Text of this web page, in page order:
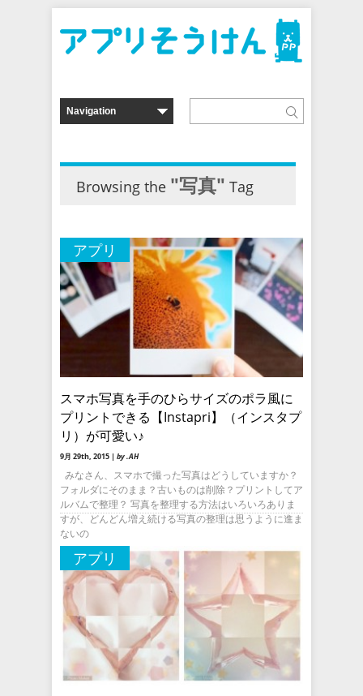
Browsing the "写真" Tag
アプリ
スマホ写真を手のひらサイズのポラ風に
プリントできる【Instapri】（インスタプ
リ）が可愛い♪
9月 29th, 2015 | by .AH
みなさん、スマホで撮った写真はどうしていますか？
フォルダにそのまま？古いものは削除？プリントしてア
ルバムで整理？ 写真を整理する方法はいろいろありま
すが、どんどん増え続ける写真の整理は思うように進ま
ないの
アプリ